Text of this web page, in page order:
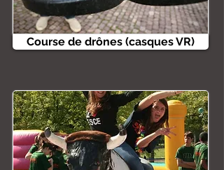
Course de drônes (casques VR)